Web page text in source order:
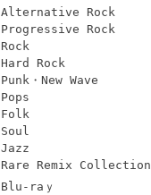
Alternative Rock
Progressive Rock
Rock
Hard Rock
Punk・New Wave
Pops
Folk
Soul
Jazz
Rare Remix Collection
Blu-raｙ